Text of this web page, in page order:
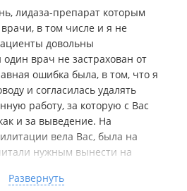
лидаза-препарат которым
в том числе и я не
довольны
один врач не застрахован от
ошибка была, в том, что я
и согласилась удалять
работу, за которую с Вас
и за выведение. На
вела Вас, была на
нужным вынести на
извенения за причинённые
Развернуть